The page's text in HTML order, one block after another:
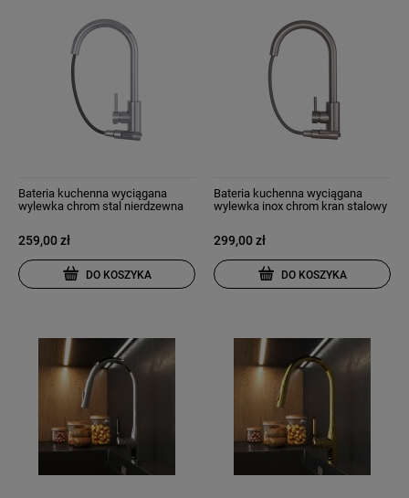
Bateria kuchenna wyciągana
wylewka chrom stal nierdzewna
259,00 zł
DO KOSZYKA
Bateria kuchenna wyciągana
wylewka inox chrom kran stalowy
299,00 zł
DO KOSZYKA